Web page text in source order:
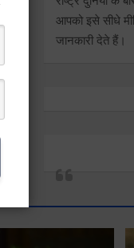
आपको इसे सीधे
जानकारी देते हैं।